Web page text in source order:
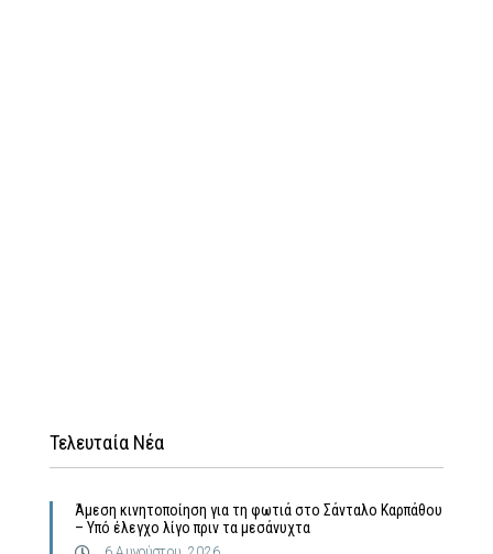
Τελευταία Νέα
Άμεση κινητοποίηση για τη φωτιά στο Σάνταλο Καρπάθου
– Υπό έλεγχο λίγο πριν τα μεσάνυχτα